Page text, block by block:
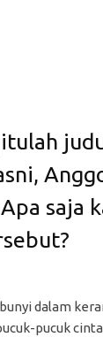
saja
dalam
pucuk